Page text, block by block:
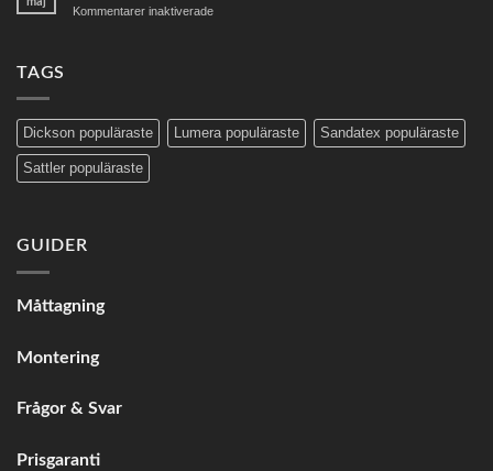
er
Kommentarer inaktiveradeför
TAGS
Dickson populäraste Lumera populäraste Sandatex populäraste
Sattler populäraste
GUIDER
Måttagning
Montering
Frågor & Svar
Prisgaranti